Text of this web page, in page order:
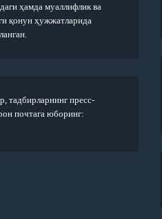
ҳамда муаллифлик ва
қонун ҳужжатларида
тадбирларнинг пресс-
почтага юборинг: